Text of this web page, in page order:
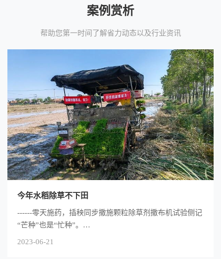
案例赏析
帮助您第一时间了解省力动态以及行业资讯
今年水稻除草不下田
------零天施药，插秧同步撒施颗粒除草剂撒布机试验侧记
“芒种”也是“忙种”。…
2023-06-21